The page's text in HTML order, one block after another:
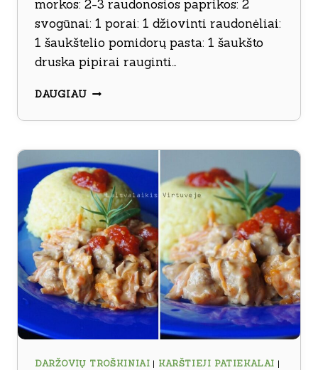
morkos: 2-3 raudonosios paprikos: 2
svogūnai: 1 porai: 1 džiovinti raudonėliai:
1 šaukštelio pomidorų pasta: 1 šaukšto
druska pipirai rauginti…
DAUGIAUKIAULIENOS
SU
AGURKAIS
DARŽOVIŲ TROŠKINIAI | KARŠTIEJI PATIEKALAI |